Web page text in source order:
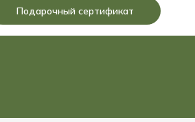
Подарочный сертификат